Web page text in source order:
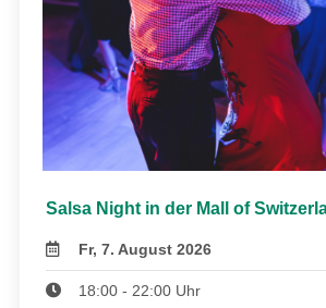
Salsa Night in der Mall of
Fr, 7. August 2026
18:00 - 22:00 Uhr